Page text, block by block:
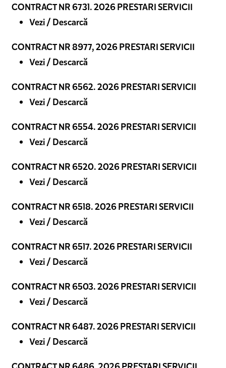
CONTRACT NR 6731. 2026 PRESTARI SERVICII
Vezi / Descarcă
CONTRACT NR 8977, 2026 PRESTARI SERVICII
Vezi / Descarcă
CONTRACT NR 6562. 2026 PRESTARI SERVICII
Vezi / Descarcă
CONTRACT NR 6554. 2026 PRESTARI SERVICII
Vezi / Descarcă
CONTRACT NR 6520. 2026 PRESTARI SERVICII
Vezi / Descarcă
CONTRACT NR 6518. 2026 PRESTARI SERVICII
Vezi / Descarcă
CONTRACT NR 6517. 2026 PRESTARI SERVICII
Vezi / Descarcă
CONTRACT NR 6503. 2026 PRESTARI SERVICII
Vezi / Descarcă
CONTRACT NR 6487. 2026 PRESTARI SERVICII
Vezi / Descarcă